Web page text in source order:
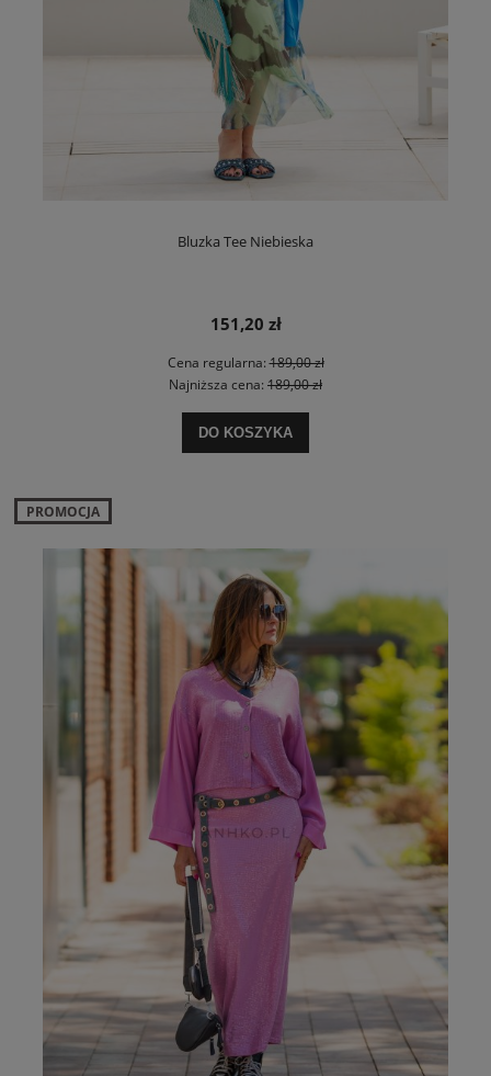
Bluzka Tee Niebieska
151,20 zł
Cena regularna:189,00 zł
Najniższa cena: 189,00 zł
DO KOSZYKA
PROMOCJA